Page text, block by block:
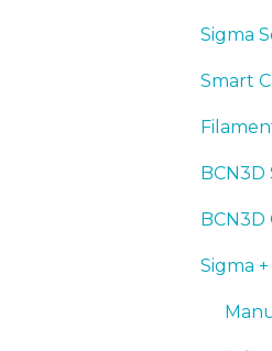
Sigma
Smart
PLA
TPU
BCN3D
BCN3D
Sigma